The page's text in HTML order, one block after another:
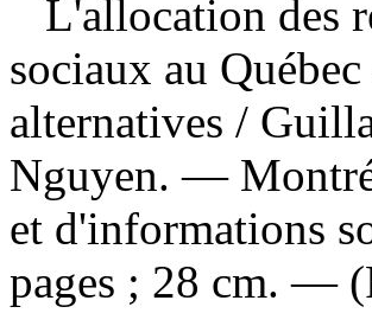
L'allocation des
sociaux au
alternatives /
Nguyen. —
et d'informations
pages ; 28 cm. —